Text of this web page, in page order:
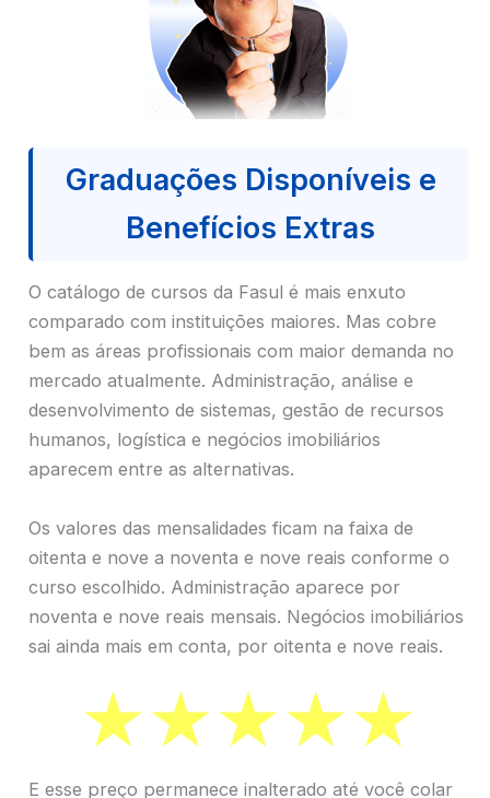
Graduações Disponíveis e
Benefícios Extras
O catálogo de cursos da Fasul é mais enxuto
comparado com instituições maiores. Mas cobre
bem as áreas profissionais com maior demanda no
mercado atualmente. Administração, análise e
desenvolvimento de sistemas, gestão de recursos
humanos, logística e negócios imobiliários
aparecem entre as alternativas.
Os valores das mensalidades ficam na faixa de
oitenta e nove a noventa e nove reais conforme o
curso escolhido. Administração aparece por
noventa e nove reais mensais. Negócios imobiliários
sai ainda mais em conta, por oitenta e nove reais.
E esse preço permanece inalterado até você colar